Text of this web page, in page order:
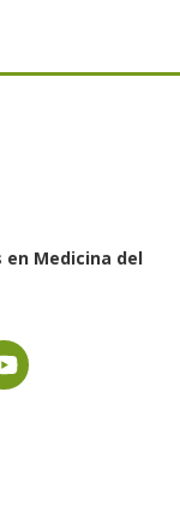
en Medicina del